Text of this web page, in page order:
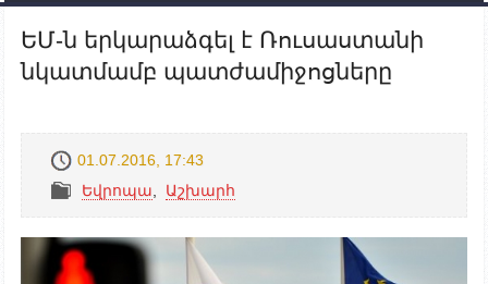
ԵՄ-ն երկարաձգել է Ռուսաստանի
նկատմամբ պատժամիջոցները
01.07.2016, 17:43
Եվրոպա
Աշխարհ